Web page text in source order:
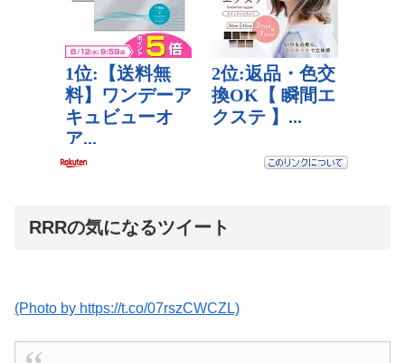
RRRの気になるツイート
(Photo by https://t.co/07rszCWCZL)